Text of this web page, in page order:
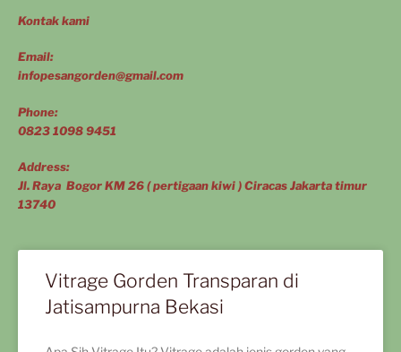
Kontak kami
Email:
infopesangorden@gmail.com
Phone:
0823 1098 9451
Address:
Jl. Raya Bogor KM 26 ( pertigaan kiwi ) Ciracas Jakarta timur
13740
Vitrage Gorden Transparan di
Jatisampurna Bekasi